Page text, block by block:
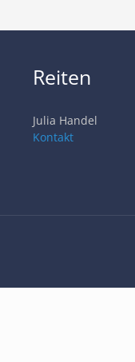
Reiten
Julia Handel
Kontakt